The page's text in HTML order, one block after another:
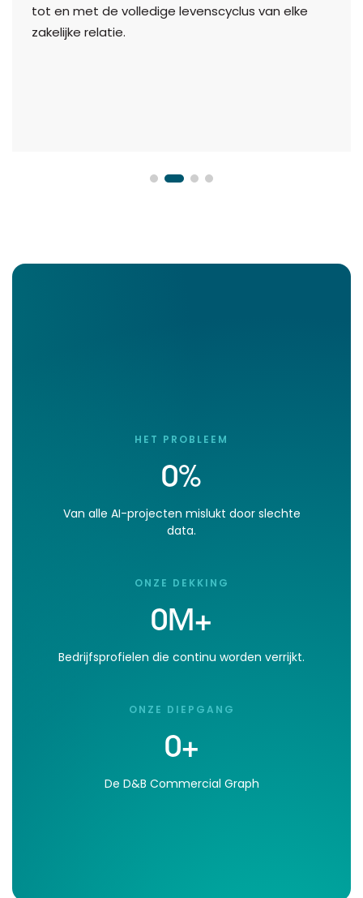
tot en met de volledige levenscyclus van elke
zakelijke relatie.
HET PROBLEEM
0%
Van alle AI-projecten mislukt door slechte
data.
ONZE DEKKING
0M+
Bedrijfsprofielen die continu worden verrijkt.
ONZE DIEPGANG
0+
De D&B Commercial Graph